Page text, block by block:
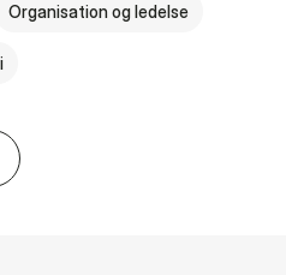
Organisation og ledelse
i pro­jekt­le­del­se